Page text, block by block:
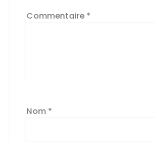
Commentaire *
Nom *
r